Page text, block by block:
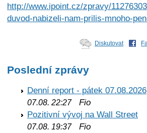
http://www.ipoint.cz/zpravy/
duvod-nabizeli-nam-prilis-mnoho-
Diskutovat
Poslední zprávy
Denní report - pátek 07.08.2026
07.08. 22:27Fio
Pozitivní vývoj na Wall Street
07.08. 19:37Fio